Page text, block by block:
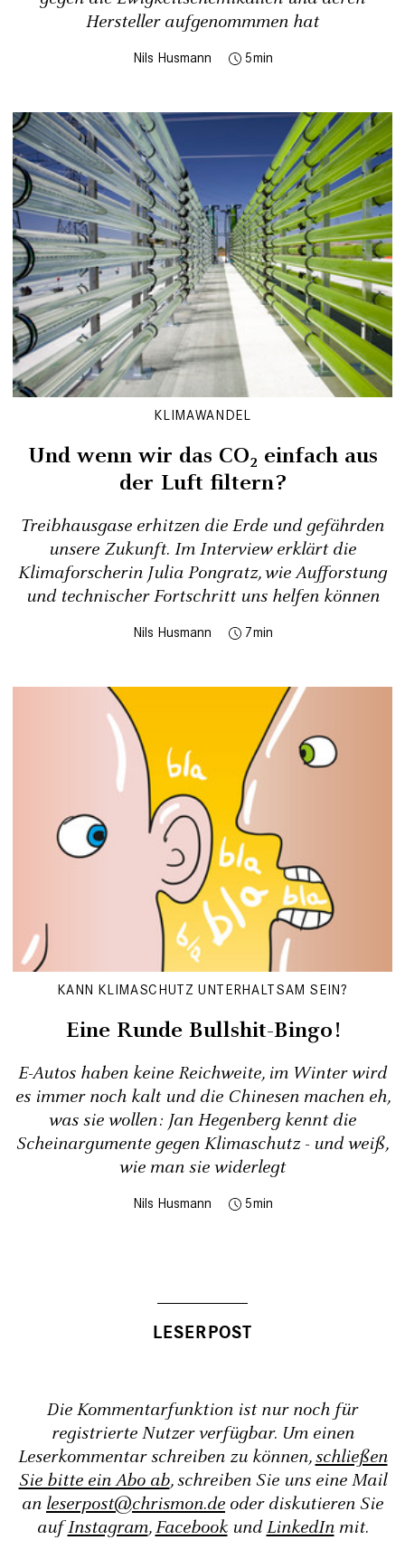
Hersteller aufgenommmen hat
Nils Husmann 5
KLIMAWANDEL
Und wenn wir das CO₂ einfach aus
der Luft filtern?
Treibhausgase erhitzen die Erde und gefährden
unsere Zukunft. Im Interview erklärt die
Klimaforscherin Julia Pongratz, wie Aufforstung
und technischer Fortschritt uns helfen können
Nils Husmann 7
KANN KLIMASCHUTZ UNTERHALTSAM SEIN?
Eine Runde Bullshit-Bingo!
E-Autos haben keine Reichweite, im Winter wird
es immer noch kalt und die Chinesen machen eh,
was sie wollen: Jan Hegenberg kennt die
Scheinargumente gegen Klimaschutz - und weiß,
wie man sie widerlegt
Nils Husmann 5
Die Kommentarfunktion ist nur noch für
registrierte Nutzer verfügbar. Um einen
Leserkommentar schreiben zu können,schließen
Sie bitte ein Abo ab, schreiben Sie uns eine Mail
an leserpost@chrismon.de oder diskutieren Sie
aufInstagram,FacebookundLinkedInmit.